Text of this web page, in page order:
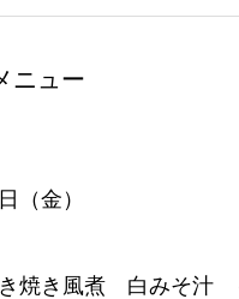
ニュー
（金）
焼き風煮 白みそ汁